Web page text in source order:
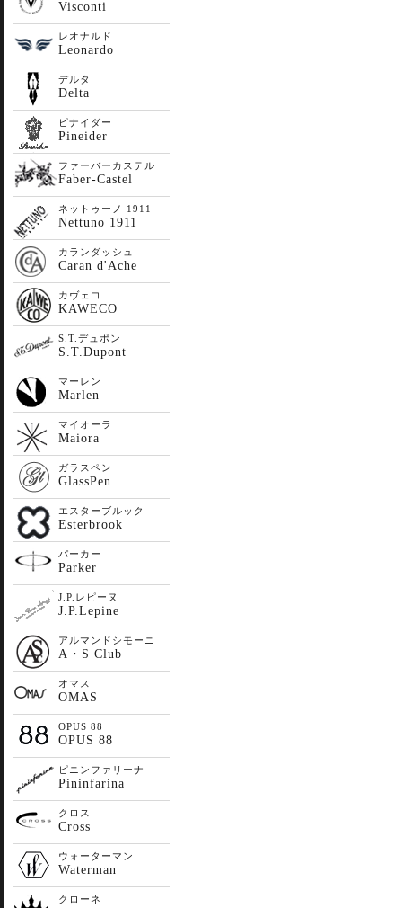
Visconti
レオナルド
Leonardo
デルタ
Delta
ピナイダー
Pineider
ファーバーカステル
Faber-Castel
ネットゥーノ 1911
Nettuno 1911
カランダッシュ
Caran d'Ache
カヴェコ
KAWECO
S.T.デュポン
S.T.Dupont
マーレン
Marlen
マイオーラ
Maiora
ガラスペン
GlassPen
エスターブルック
Esterbrook
パーカー
Parker
J.P.レピーヌ
J.P.Lepine
アルマンドシモーニ
A・S Club
オマス
OMAS
OPUS 88
OPUS 88
ピニンファリーナ
Pininfarina
クロス
Cross
ウォーターマン
Waterman
クローネ